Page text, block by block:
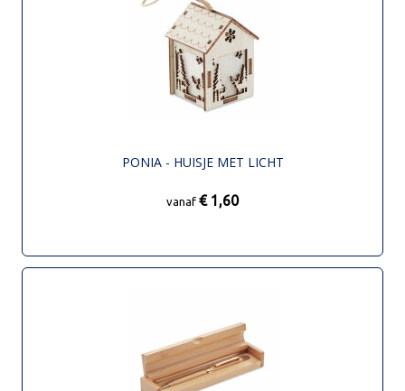
PONIA - HUISJE MET LICHT
vanaf € 1,60